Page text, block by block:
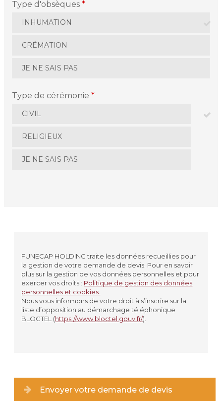
Type d'obsèques*
INHUMATION
CRÉMATION
JE NE SAIS PAS
Type de cérémonie*
CIVIL
RELIGIEUX
JE NE SAIS PAS
MONSIEUR
Prénom*
Nom*
Type de lieu
FUNECAP HOLDING traite les données recueillies pour
la gestion de votre demande de devis. Pour en savoir
plus sur la gestion de vos données personnelles et pour
exercer vos droits : Politique de gestion des données
personnelles et cookies.
Nous vous informons de votre droit à s’inscrire sur la
liste d’opposition au démarchage téléphonique
BLOCTEL (https://www.bloctel.gouv.fr/).
Envoyer votre demande de devis